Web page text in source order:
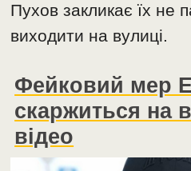
Пухов закликає їх не
виходити на вулиці.
Фейковий мер
скаржиться на
відео
Відеопрогравач